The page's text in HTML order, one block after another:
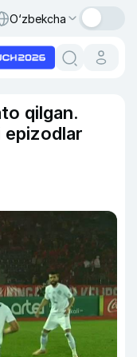
O‘zbekcha
qilgan.
epizodlar